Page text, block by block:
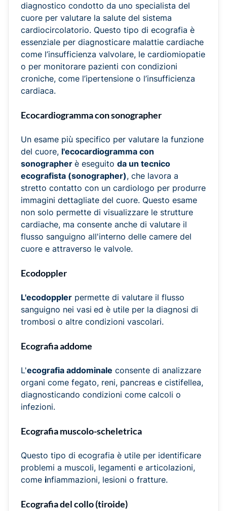
diagnostico condotto da uno specialista del
cuore per valutare la salute del sistema
cardiocircolatorio. Questo tipo di ecografia è
essenziale per diagnosticare malattie cardiache
come l’insufficienza valvolare, le cardiomiopatie
o per monitorare pazienti con condizioni
croniche, come l’ipertensione o l’insufficienza
cardiaca.
Ecocardiogramma con sonographer
Un esame più specifico per valutare la funzione
del cuore, l'ecocardiogramma con
sonographer è eseguito da un tecnico
ecografista (sonographer), che lavora a
stretto contatto con un cardiologo per produrre
immagini dettagliate del cuore. Questo esame
non solo permette di visualizzare le strutture
cardiache, ma consente anche di valutare il
flusso sanguigno all'interno delle camere del
cuore e attraverso le valvole.
Ecodoppler
L'ecodoppler permette di valutare il flusso
sanguigno nei vasi ed è utile per la diagnosi di
trombosi o altre condizioni vascolari.
Ecografia addome
L'ecografia addominale consente di analizzare
organi come fegato, reni, pancreas e cistifellea,
diagnosticando condizioni come calcoli o
infezioni.
Ecografia muscolo-scheletrica
Questo tipo di ecografia è utile per identificare
problemi a muscoli, legamenti e articolazioni,
come infiammazioni, lesioni o fratture.
Ecografia del collo (tiroide)